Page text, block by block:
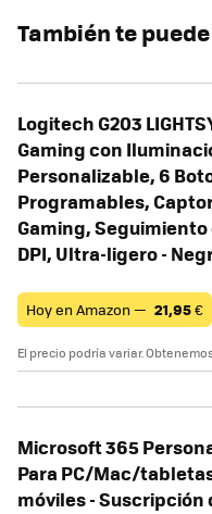
También te
Logitech G203
Gaming con
Personalizable, 6
Programables,
Gaming,
DPI, Ultra-ligero -
Hoy en Amazon — 21,95€
El precio podría variar.
Microsoft 365
Para PC/Mac/
móviles - Suscripción